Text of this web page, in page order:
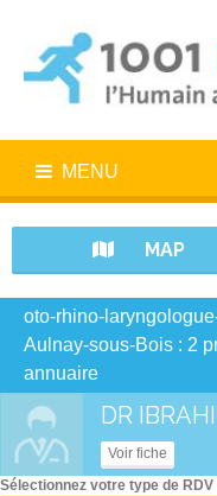
MENU
MAP
oto-rhino-
Aulnay-sous-Bois : 2
annuaire
DR
Voir fiche
Sélectionnez votre type de RDV